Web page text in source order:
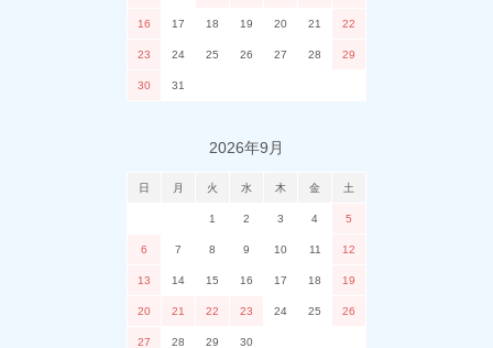
16 17 18 19 20 21 22
23 24 25 26 27 28 29
30 31
2026年9月
日 月 火 水 木 金 土
1 2 3 4 5
6 7 8 9 10 11 12
13 14 15 16 17 18 19
20 21 22 23 24 25 26
27 28 29 30